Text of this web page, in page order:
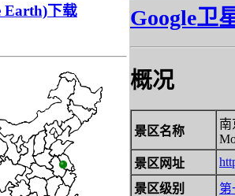
Earth)下载
Google卫
概况
景区名称
南
景区网址
景区级别
第